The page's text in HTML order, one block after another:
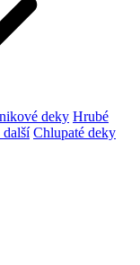
deky Hrubé
další Chlupaté deky